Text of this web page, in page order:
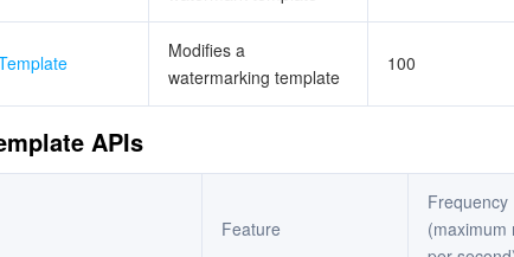
Modifies a
watermarking template
100
APIs
Feature
Frequency
(maximum